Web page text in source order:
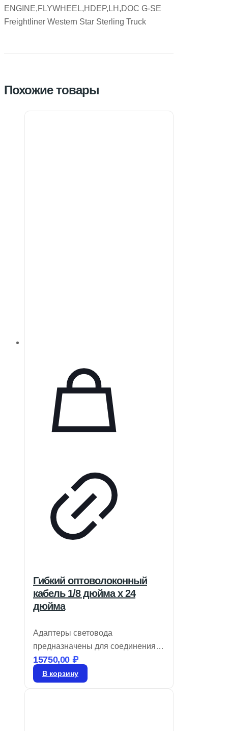
ENGINE,FLYWHEEL,HDEP,LH,DOC G-SE
Freightliner Western Star Sterling Truck
Похожие товары
Гибкий оптоволоконный
кабель 1/8 дюйма x 24
дюйма
Адаптеры световода
предназначены для соединения
низкопрофильных волоконно-
оптических линейных
15750,00 ₽
В корзину